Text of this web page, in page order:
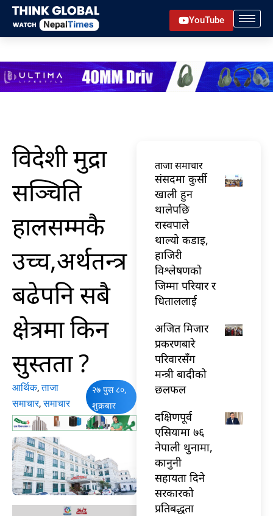
Skip
content
YouTube
विदेशी मुद्रा
सञ्चिति
हालसम्मकै
उच्च,अर्थतन्त्र
बढेपनि सबै
क्षेत्रमा किन
सुस्तता ?
आर्थिक,ताजा
समाचार,समाचार
२७ पुस ८०,
शुक्रबार
ताजा समाचार
संसदमा कुर्सी
खाली हुन
थालेपछि
रास्वपाले
थाल्यो कडाइ,
हाजिरी
विश्लेषणको
जिम्मा परियार र
धिताललाई
अजित मिजार
प्रकरणबारे
परिवारसँग
मन्त्री बादीको
छलफल
दक्षिणपूर्व
एसियामा ७६
नेपाली थुनामा,
कानुनी
सहायता दिने
सरकारको
प्रतिबद्धता